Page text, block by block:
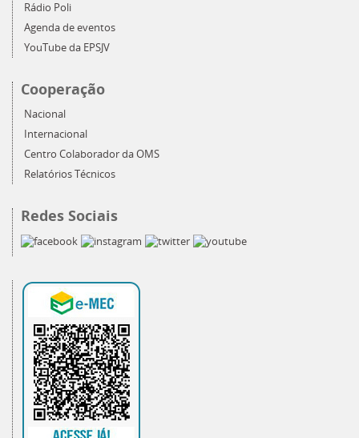
Rádio Poli
Agenda de eventos
YouTube da EPSJV
Cooperação
Nacional
Internacional
Centro Colaborador da OMS
Relatórios Técnicos
Redes Sociais